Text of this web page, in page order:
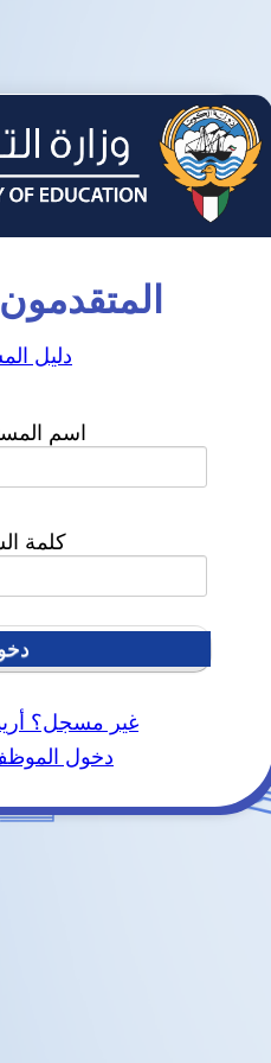
دليل
اسم
كلمة
غير مسجل؟
دخول